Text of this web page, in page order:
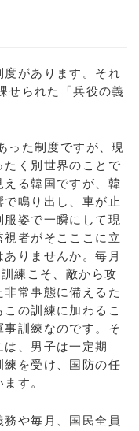
があります。それ
せられた「兵役の義
た制度ですが、現
く別世界のことで
える韓国ですが、韓
鳴り出し、車が止
姿で一瞬にして現
者がそこここに立
りませんか。毎月
練こそ、敵から攻
常事態に備えるた
の訓練に加わるこ
訓練なのです。そ
は、男子は一定期
練を受け、国防の任
す。
や毎月、国民全員